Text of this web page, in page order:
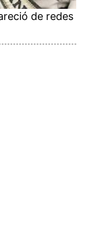
de redes